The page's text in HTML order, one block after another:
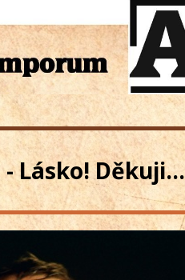
Lásko! Děkuji...